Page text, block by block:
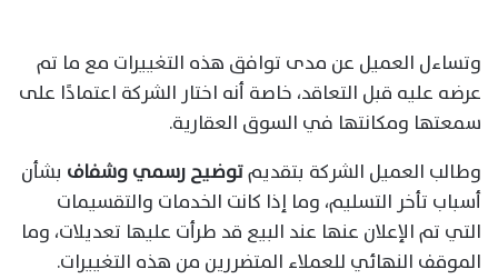
وتساءل العميل عن مدى توافق هذه التغييرات مع ما تم
عرضه عليه قبل التعاقد، خاصة أنه اختار الشركة اعتمادًا على
سمعتها ومكانتها في السوق العقارية.
وطالب العميل الشركة بتقديمتوضيح رسمي وشفاف بشأن
أسباب تأخر التسليم، وما إذا كانت الخدمات والتقسيمات
التي تم الإعلان عنها عند البيع قد طرأت عليها تعديلات، وما
الموقف النهائي للعملاء المتضررين من هذه التغييرات.